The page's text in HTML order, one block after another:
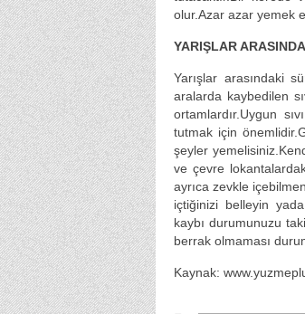
olur.Azar azar yemek
YARIŞLAR
Yarışlar arasındaki
aralarda kaybedilen
ortamlardır.Uygun
tutmak için
şeyler
ve çevre
ayrıca zevkle
içtiğinizi belleyin yada
kaybı durumunuzu
berrak olmaması
Kaynak: